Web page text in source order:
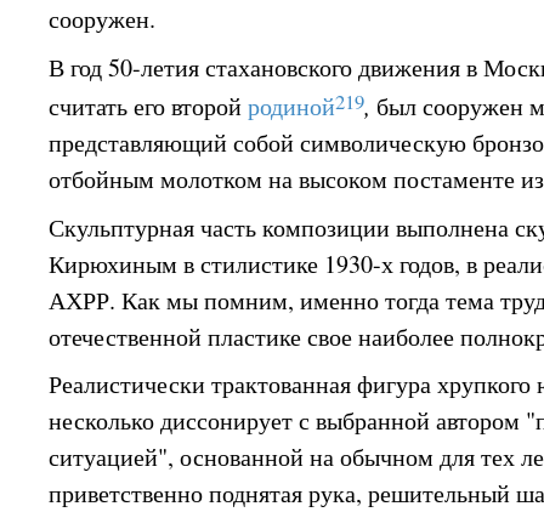
сооружен.
В год 50-летия стахановского движения в
считать его второйродиной219, был сооружен
представляющий собой символическую
отбойным молотком на высоком постаменте
Скульптурная часть композиции выполнена
Кирюхиным в стилистике 1930-х годов, в
АХРР. Как мы помним, именно тогда тема
отечественной пластике свое наиболее
Реалистически трактованная фигура
несколько диссонирует с выбранной автором
ситуацией", основанной на обычном для тех
приветственно поднятая рука, решительный